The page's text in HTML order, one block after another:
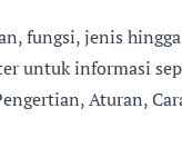
fungsi, jenis
untuk informasi
Aturan,